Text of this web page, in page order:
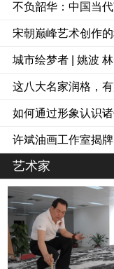
不负韶华：中国当
宋朝巅峰艺术创作
城市绘梦者 | 姚波
这八大名家润格，
如何通过形象认识
许斌油画工作室揭牌
艺术家